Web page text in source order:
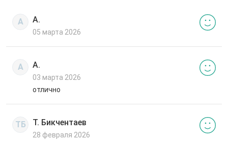
А А.
05 марта 2026
А А.
03 марта 2026
отлично
ТБ Т. Бикчентаев
28 февраля 2026